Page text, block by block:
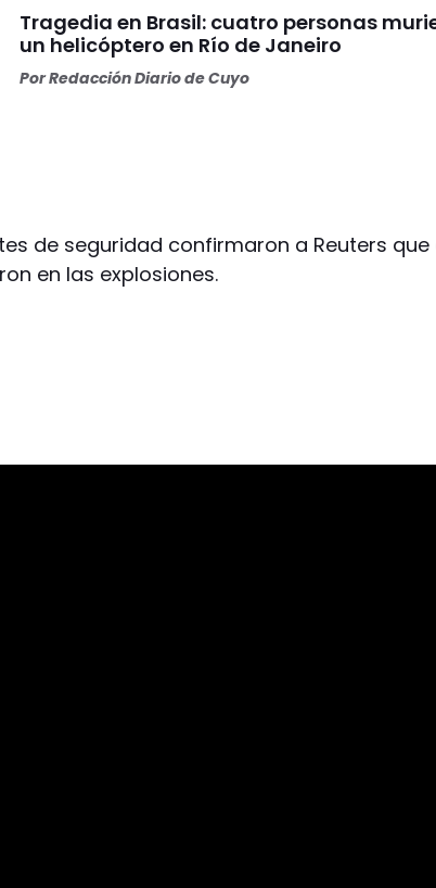
Tragedia en Brasil: cuatro personas
un helicóptero en Río de Janeiro
PorRedacción Diario de Cuyo
de seguridad confirmaron a Reuters que
en las explosiones.